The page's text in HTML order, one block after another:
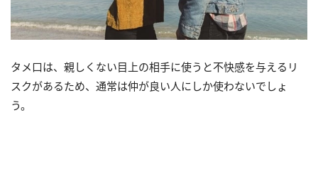
タメ口は、親しくない目上の相手に使うと不快感を与えるリ
スクがあるため、通常は仲が良い人にしか使わないでしょ
う。